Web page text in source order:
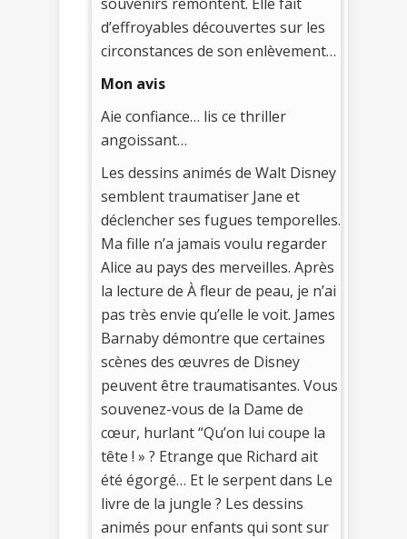
d’effroyables découvertes sur les
circonstances de son enlèvement…
Mon avis
Aie confiance… lis ce thriller
angoissant…
Les dessins animés de Walt Disney
semblent traumatiser Jane et
déclencher ses fugues temporelles.
Ma fille n’a jamais voulu regarder
Alice au pays des merveilles. Après
la lecture de À fleur de peau, je n’ai
pas très envie qu’elle le voit. James
Barnaby démontre que certaines
scènes des œuvres de Disney
peuvent être traumatisantes. Vous
souvenez-vous de la Dame de
cœur, hurlant “Qu’on lui coupe la
tête ! » ? Etrange que Richard ait
été égorgé… Et le serpent dans Le
livre de la jungle ? Les dessins
animés pour enfants qui sont sur